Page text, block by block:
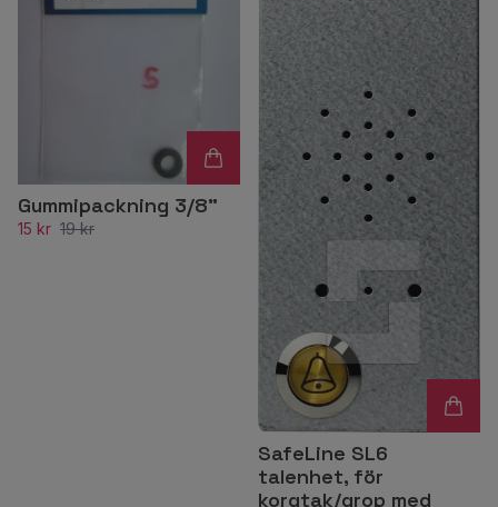
Gummipackning 3/8”
15 kr 19 kr
SafeLine SL6
talenhet, för
korgtak/grop med